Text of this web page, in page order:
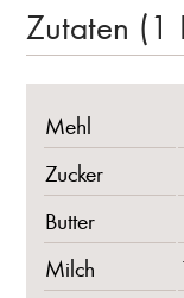
Zutaten (1
Mehl
Zucker
Butter
Milch